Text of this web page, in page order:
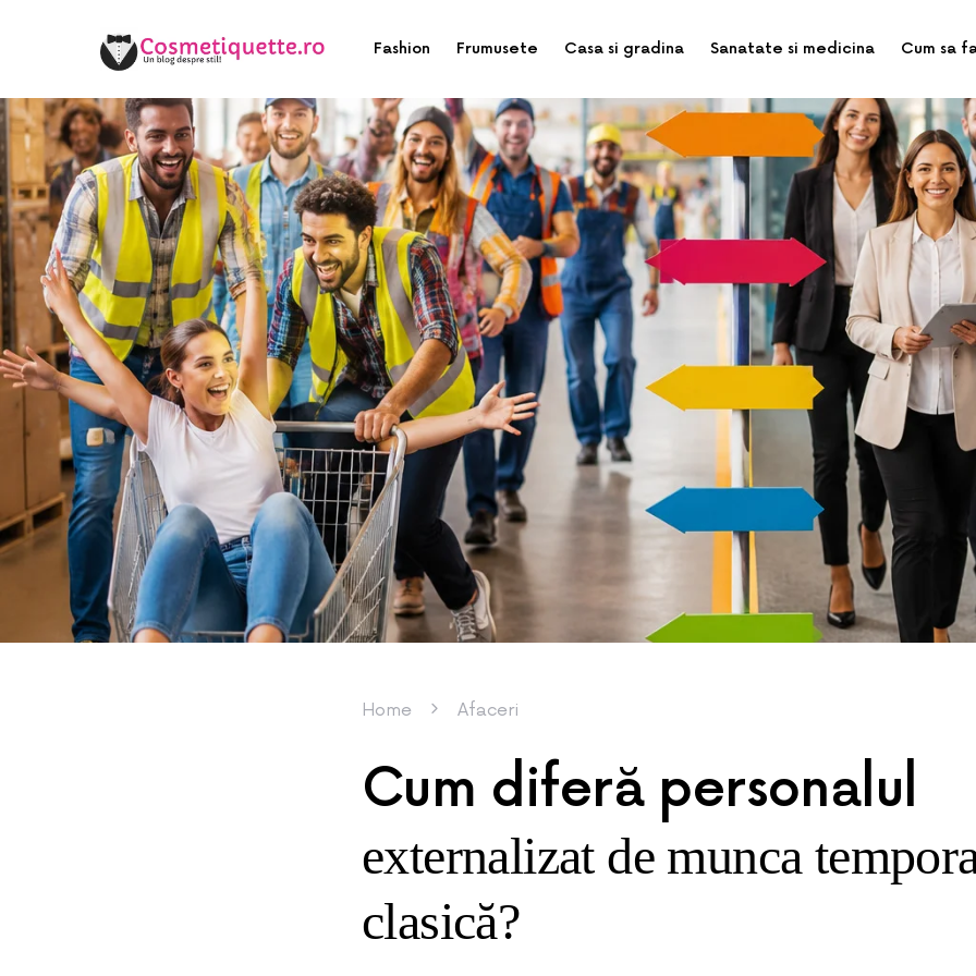
Fashion Frumusete Casa si gradina Sanatate si medicina Cum sa
Home Afaceri
Cum diferă personalul
externalizat de munca
clasică?